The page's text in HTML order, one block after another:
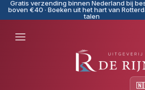
Gratis verzending binnen Nederland bij
boven €40 · Boeken uit het hart van
talen